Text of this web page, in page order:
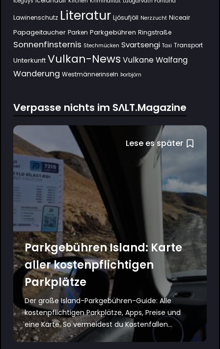
Lawinenschutz Literatur Ljósufjöll Nerzzucht Niceair
Papageitaucher Parken Parkgebühren Ringstraße
Sonnenfinsternis Stechmücken Svartsengi Taxi Transport
Unterkunft Vulkan-News Vulkane Walfang
Wanderung Westmännerinseln Þorbjörn
Verpasse nichts im SΛLT.Magazine
Lese es später
Parkgebühren Island: Karte
aller kostenpflichtigen
Parkplätze
Der große Island-Parkgebühren-Guide: Alle
kostenpflichtigen Parkplätze, Apps, Preise und
eine Karte. So vermeidest du Kostenfallen...